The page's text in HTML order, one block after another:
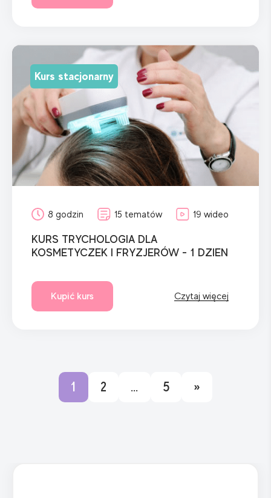
Kurs stacjonarny
8 godzin 15 tematów 19 wideo
KURS TRYCHOLOGIA DLA
KOSMETYCZEK I FRYZJERÓW - 1 DZIEN
Kupić kurs Czytaj więcej
1 2 … 5 »